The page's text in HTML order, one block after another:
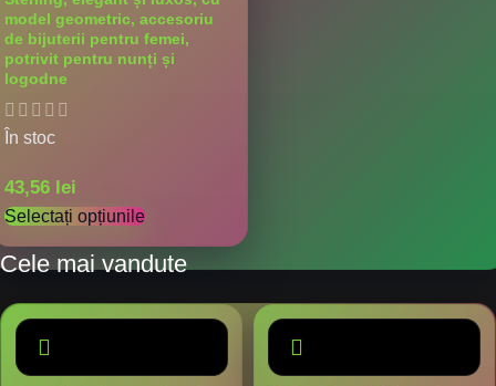
model geometric, accesoriu
de bijuterii pentru femei,
potrivit pentru nunți și
logodne
În stoc
43,56 lei
Selectați opțiunile
Cele mai vandute